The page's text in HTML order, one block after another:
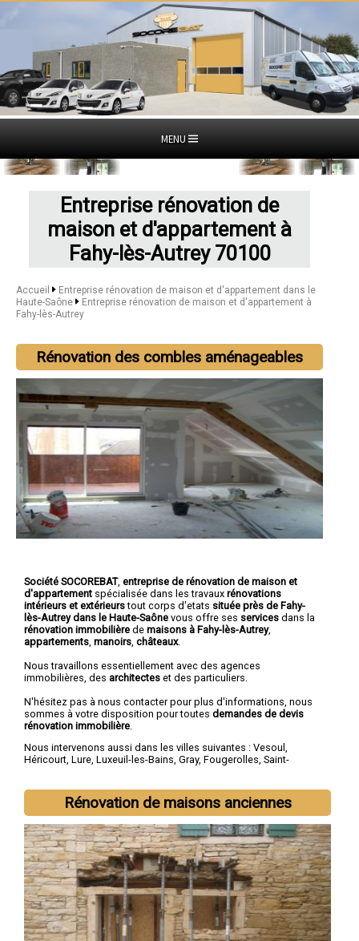
MENU
Entreprise rénovation de
maison et d'appartement à
Fahy-lès-Autrey 70100
Accueil
Entreprise rénovation de maison et d'appartement dans le
Haute-Saône
Entreprise rénovation de maison et d'appartement à
Fahy-lès-Autrey
Rénovation des combles aménageables
Société SOCOREBAT, entreprise de rénovation de maison et
d'appartement spécialisée dans les travaux rénovations
intérieurs et extérieurstout corps d'etats située près de Fahy-
lès-Autrey dans le Haute-Saône vous offre ses services dans la
rénovation immobilière de maisons à Fahy-lès-Autrey,
appartements manoirs châteaux.
Nous travaillons essentiellement avec des agences
immobilières, des architectes et des particuliers.
N'hésitez pas à nous contacter pour plus d'informations, nous
sommes à votre disposition pour toutes demandes de devis
rénovation immobilière
Nous intervenons aussi dans les villes suivantes : Vesoul ,
Héricourt, Lure, Luxeuil-les-Bains, Gray, Fougerolles, Saint-
Rénovation de maisons anciennes